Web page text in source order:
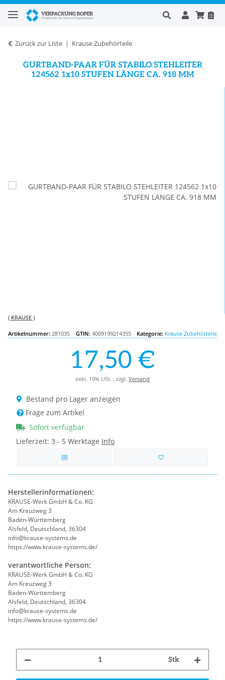
Zurück zur Liste Krause Zubehörteile
GURTBAND-PAAR FÜR STABILO STEHLEITER
124562 1x10 STUFEN LÄNGE CA. 918 MM
( KRAUSE )
Artikelnummer: 281035 GTIN: 4009199214355 Kategorie: Krause Zubehörteile
17,50 €
exkl. 19% USt. , zzgl. Versand
Bestand pro Lager anzeigen
Frage zum Artikel
Sofort verfügbar
Lieferzeit: 3 - 5 Werktage Info
Herstellerinformationen:
KRAUSE-Werk GmbH & Co. KG
Am Kreuzweg 3
Baden-Württemberg
Alsfeld, Deutschland, 36304
info@krause-systems.de
https://www.krause-systems.de/
verantwortliche Person:
KRAUSE-Werk GmbH & Co. KG
Am Kreuzweg 3
Baden-Württemberg
Alsfeld, Deutschland, 36304
info@krause-systems.de
https://www.krause-systems.de/
Stk